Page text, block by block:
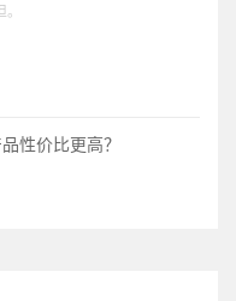
性价比更高？